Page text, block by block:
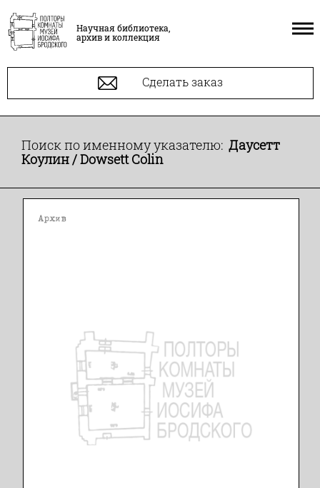
Научная библиотека,
архив и коллекция
Сделать заказ
Поиск по именному указателю: Даусетт
Коулин / Dowsett Colin
Архив